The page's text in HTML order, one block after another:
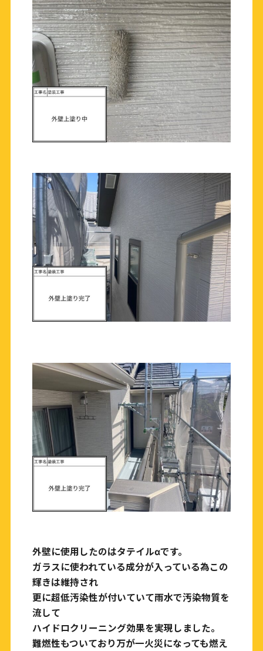
外壁に使用したのはタテイルαです。
ガラスに使われている成分が入っている為この
輝きは維持され
更に超低汚染性が付いていて雨水で汚染物質を
流して
ハイドロクリーニング効果を実現しました。
難燃性もついており万が一火災になっても燃え